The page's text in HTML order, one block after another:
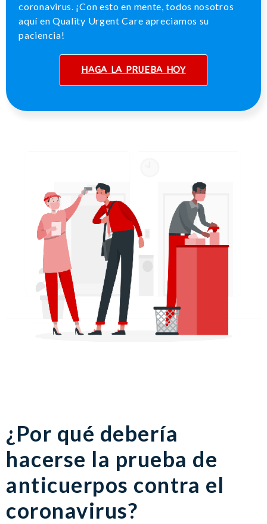
coronavirus. ¡Con esto en mente, todos nosotros
aquí en Quality Urgent Care apreciamos su
paciencia!
HAGA LA PRUEBA HOY
¿Por qué debería
hacerse la prueba de
anticuerpos contra el
coronavirus?